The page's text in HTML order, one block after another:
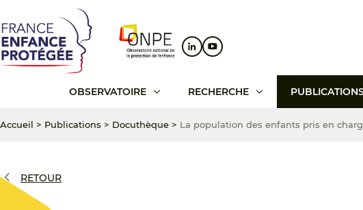
au
contenu
principal
au
menu
principal
au
pied
de
page
OBSERVATOIRE RECHERCHE
Accueil > Publications > Docuthèque > La population des enfants pris en
RETOUR